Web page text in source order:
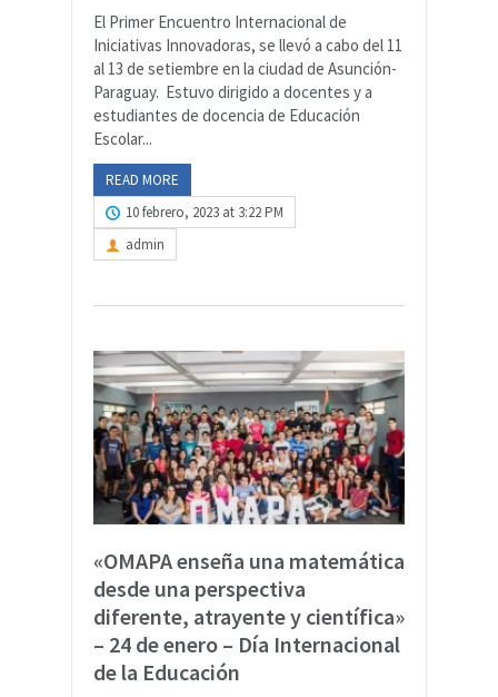
El Primer Encuentro Internacional de
Iniciativas Innovadoras, se llevó a cabo del 11
al 13 de setiembre en la ciudad de Asunción-
Paraguay. Estuvo dirigido a docentes y a
estudiantes de docencia de Educación
Escolar...
READ MORE
10 febrero, 2023 at 3:22 PM
admin
«OMAPA enseña una matemática
desde una perspectiva
diferente, atrayente y científica»
– 24 de enero – Día Internacional
de la Educación